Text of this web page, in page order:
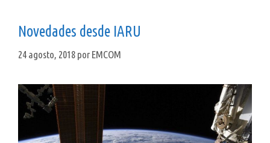
Novedades desde IARU
24 agosto, 2018 por EMCOM